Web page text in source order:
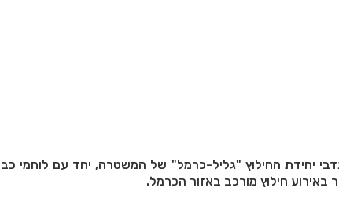
יחידת החילוץ "גליל-כרמל" של המשטרה, יחד עם לוחמי
באירוע חילוץ מורכב באזור הכרמל.